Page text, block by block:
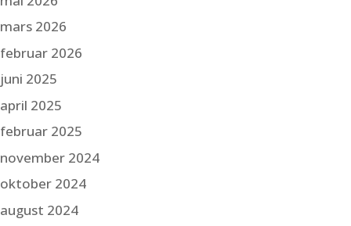
mars 2026
februar 2026
juni 2025
april 2025
februar 2025
november 2024
oktober 2024
august 2024